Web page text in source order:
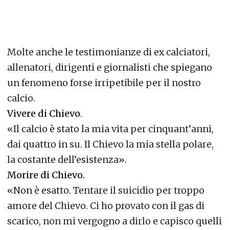
Molte anche le testimonianze di ex calciatori,
allenatori, dirigenti e giornalisti che spiegano
un fenomeno forse irripetibile per il nostro
calcio.
Vivere di Chievo.
«Il calcio è stato la mia vita per cinquant’anni,
dai quattro in su. Il Chievo la mia stella polare,
la costante dell’esistenza».
Morire di Chievo.
«Non è esatto. Tentare il suicidio per troppo
amore del Chievo. Ci ho provato con il gas di
scarico, non mi vergogno a dirlo e capisco quelli